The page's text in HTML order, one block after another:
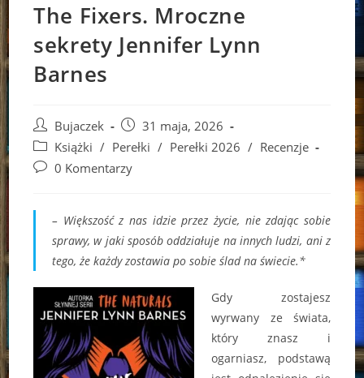
The Fixers. Mroczne
sekrety Jennifer Lynn
Barnes
Post
author:
Bujaczek
Post
published:
31 maja, 2026
Post
category:
Książki / Perełki / Perełki 2026 / Recenzje
Post0 Komentarzy
– Większość z nas idzie przez życie, nie zdając sobie
sprawy, w jaki sposób oddziałuje na innych ludzi, ani z
tego, że każdy zostawia po sobie ślad na świecie.*
Gdy zostajesz
wyrwany ze świata,
który znasz i
ogarniasz, podstawą